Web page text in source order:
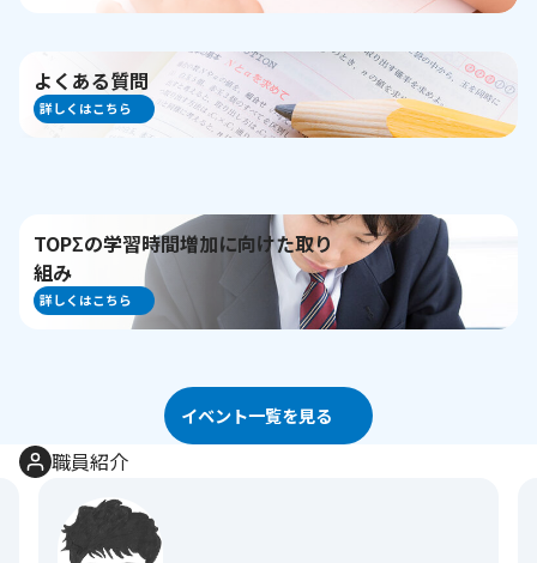
よくある質問
詳しくはこちら
TOPΣの学習時間増加に向けた取り
組み
詳しくはこちら
イベント一覧を見る
職員紹介